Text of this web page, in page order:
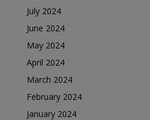
July 2024
June 2024
May 2024
April 2024
March 2024
February 2024
January 2024